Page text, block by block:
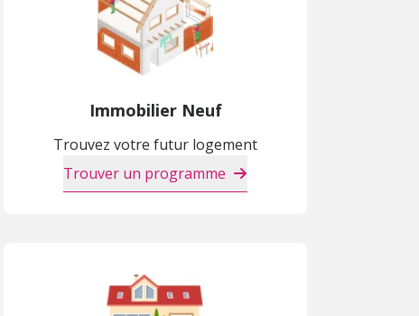
Immobilier Neuf
Trouvez votre futur logement
Trouver un programme